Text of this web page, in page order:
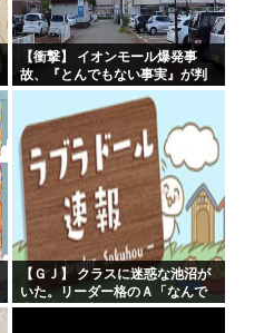
【衝撃】 イオンモール爆発事
故、『とんでもない事実』が判
明してしまう・・・・・・
【ＧＪ】 クラスに迷惑な池沼が
いた。リーダー格のＡ「なんで
支援学級に入れないんです